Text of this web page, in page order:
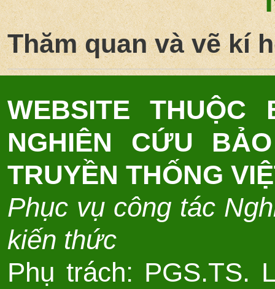
Thăm quan và vẽ kí
WEBSITE THUỘC
NGHIÊN CỨU
TRUYỀN THỐNG
Phục vụ công tác
kiến thức
Phụ trách: PGS.TS.